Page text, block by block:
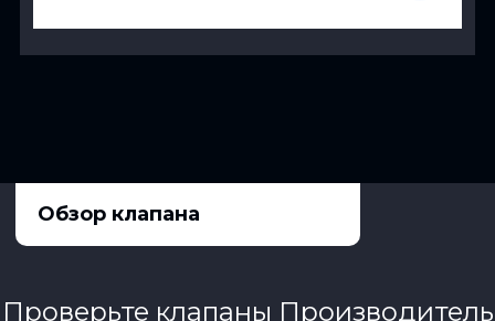
Проверьте клапаны Производитель
Обзор клапана